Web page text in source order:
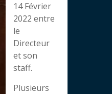
14 Février
2022 entre
le
Directeur
et son
staff.
Plusieurs